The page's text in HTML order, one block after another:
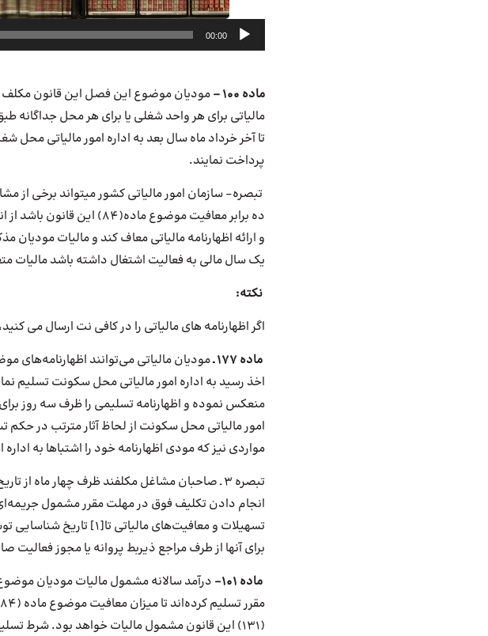
پخش‌کننده
صوت
00:00
ماده 100 – مودیان موضوع این فصل این قانون مکلف
مالیاتی برای هر واحد شغلی یا برای هر محل جداگانه
پرداخت نمایند.
تبصره- سازمان امور مالیاتی کشور میتواند برخی از
ده برابر معافیت موضوع
و ارائه اظهارنامه مالیاتی معاف کند و مالیات
یک سال مالی به فعالیت اشتغال داشته باشد
نکته:
اگر اظهارنامه های مالیاتی را در کافی نت ارسال می
ماده 177 ـ
مودیان مالیاتی می‌توانند
اخذ رسید به اداره امور مالیاتی محل سکونت تسلیم
‌منعکس نموده و اظهارنامه تسلیمی را ظرف سه روز برای
امور مالیاتی محل سکونت از لحاظ آثار مترتب در حکم
مواردی نیز که ‌مودی اظهارنامه خود را اشتباها به
تبصره 3 ـ صاحبان مشاغل مکلفند ظرف چهار ماه از
تسهیلات و معافیت‌های
‌برای آنها از طرف مراجع ذیربط پروانه یا مجوز فعالیت
ماده 101-
درآمد سالانه مشمول مالیات مودیان
مقرر تسلیم کرده‌اند تا ‌میزان معافیت موضوع ماده (84) این قانون از پرداخت مالیات معاف و مازاد آن به نرخ